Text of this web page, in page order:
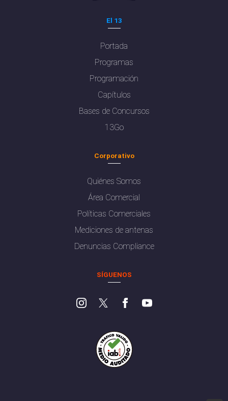
El 13
Portada
Programas
Programación
Capítulos
Bases de Concursos
13Go
Corporativo
Quiénes Somos
Área Comercial
Políticas Comerciales
Mediciones de antenas
Denuncias Compliance
SÍGUENOS